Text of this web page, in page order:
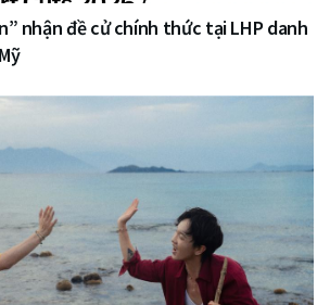
nhận đề cử chính thức tại LHP danh